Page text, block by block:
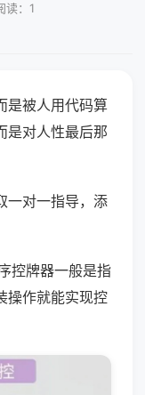
读：1
是被人用代码算
是对人性最后那
一对一指导，添
控牌器一般是指
操作就能实现控